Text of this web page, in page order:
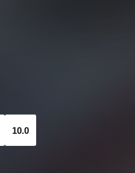
10.0